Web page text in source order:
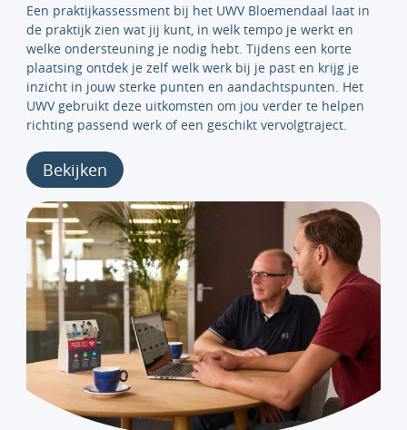
Een praktijkassessment bij het UWV Bloemendaal laat in
de praktijk zien wat jij kunt, in welk tempo je werkt en
welke ondersteuning je nodig hebt. Tijdens een korte
plaatsing ontdek je zelf welk werk bij je past en krijg je
inzicht in jouw sterke punten en aandachtspunten. Het
UWV gebruikt deze uitkomsten om jou verder te helpen
richting passend werk of een geschikt vervolgtraject.
Bekijken